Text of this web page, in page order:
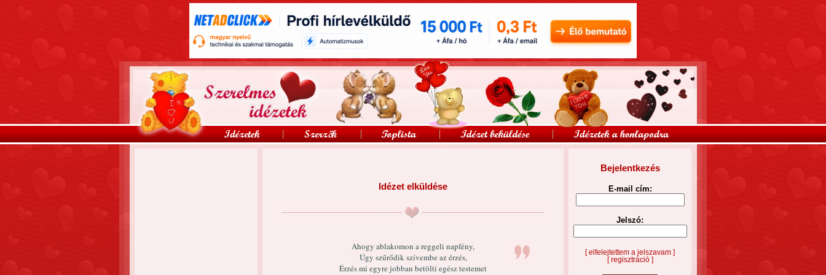
Idézet elküldése
Ahogy ablakomon a reggeli napfény,
Úgy szűrődik szívembe az érzés,
Érzés mi egyre jobban betölti egész testemet
Bejelentkezés
E-mail cím:
Jelszó:
[ elfelejtettem a jelszavam ]
[ regisztráció ]